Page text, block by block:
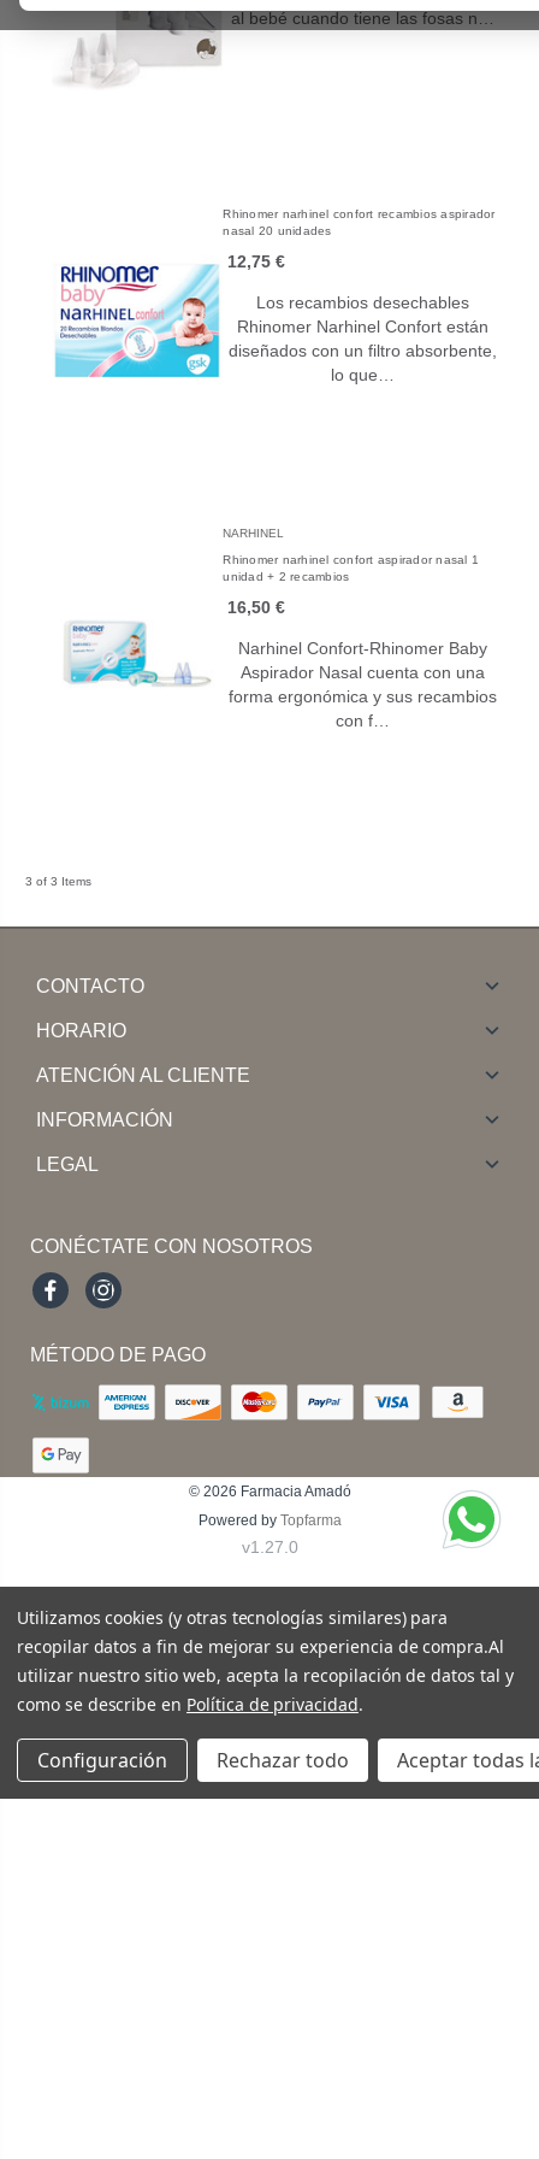
al bebé cuando tiene las fosas n…
Rhinomer narhinel confort recambios aspirador
nasal 20 unidades
12,75 €
Los recambios desechables
Rhinomer Narhinel Confort están
diseñados con un filtro absorbente,
lo que…
NARHINEL
Rhinomer narhinel confort aspirador nasal 1
unidad + 2 recambios
16,50 €
Narhinel Confort-Rhinomer Baby
Aspirador Nasal cuenta con una
forma ergonómica y sus recambios
con f…
3 of 3 Items
CONTACTO
HORARIO
ATENCIÓN AL CLIENTE
INFORMACIÓN
LEGAL
CONÉCTATE CON NOSOTROS
FacebookInstagram
MÉTODO DE PAGO
© 2026 Farmacia Amadó
Powered by Topfarma
v1.27.0
Utilizamos cookies (y otras tecnologías similares) para
recopilar datos a fin de mejorar su experiencia de compra.Al
utilizar nuestro sitio web, acepta la recopilación de datos tal y
como se describe en Política de privacidad.
Configuración Rechazar todo Aceptar todas